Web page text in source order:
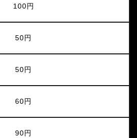
100円
50円
50円
60円
90円